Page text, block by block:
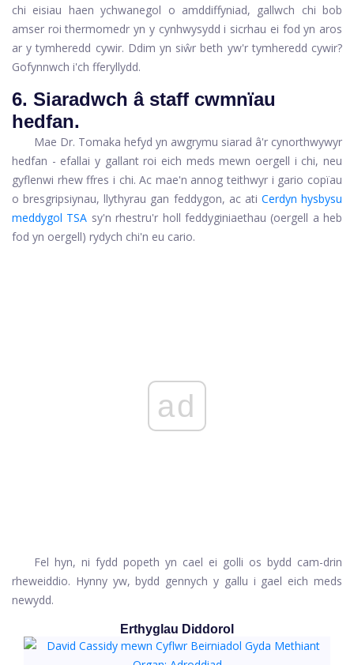
chi eisiau haen ychwanegol o amddiffyniad, gallwch chi bob
amser roi thermomedr yn y cynhwysydd i sicrhau ei fod yn aros
ar y tymheredd cywir. Ddim yn siŵr beth yw'r tymheredd cywir?
Gofynnwch i'ch fferyllydd.
6. Siaradwch â staff cwmnïau
hedfan.
Mae Dr. Tomaka hefyd yn awgrymu siarad â'r cynorthwywyr
hedfan - efallai y gallant roi eich meds mewn oergell i chi, neu
gyflenwi rhew ffres i chi. Ac mae'n annog teithwyr i gario copïau
o bresgripsiynau, llythyrau gan feddygon, ac ati Cerdyn hysbysu
meddygol TSA sy'n rhestru'r holl feddyginiaethau (oergell a heb
fod yn oergell) rydych chi'n eu cario.
ad
Fel hyn, ni fydd popeth yn cael ei golli os bydd cam-drin
rheweiddio. Hynny yw, bydd gennych y gallu i gael eich meds
newydd.
Erthyglau Diddorol